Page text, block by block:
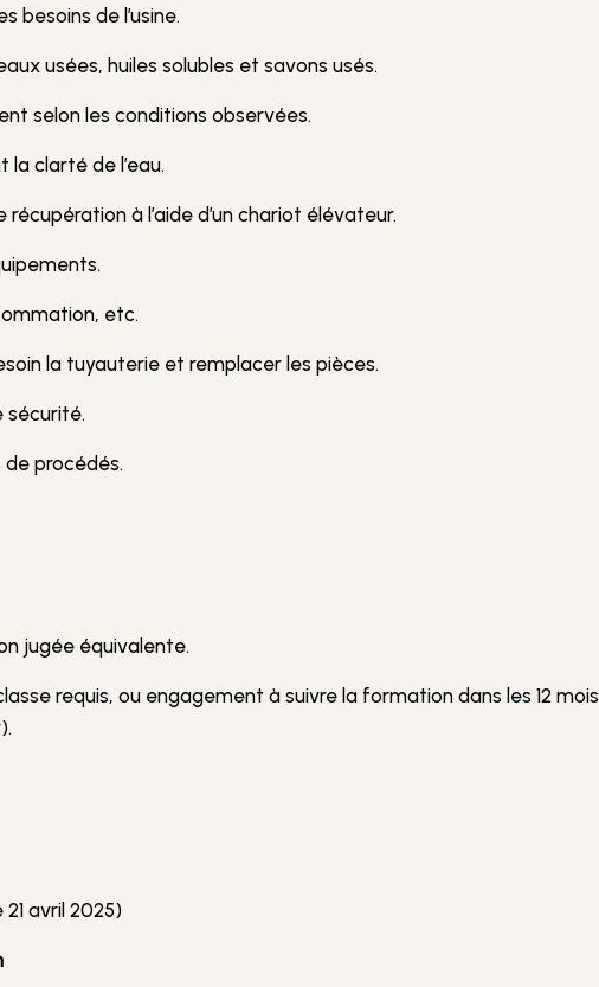
besoins de l’usine.
usées, huiles solubles et savons usés.
selon les conditions observées.
clarté de l’eau.
à l’aide d’un chariot élévateur.
etc.
la tuyauterie et remplacer les pièces.
sécurité.
procédés.
jugée équivalente.
requis, ou engagement à suivre la formation dans les 12 mois
avril 2025)